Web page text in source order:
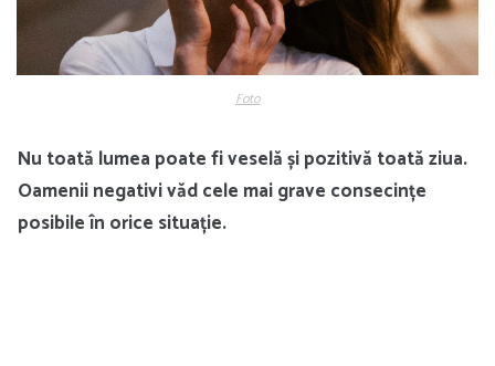
Foto
Nu toată lumea poate fi veselă și pozitivă toată ziua.
Oamenii negativi văd cele mai grave consecințe
posibile în orice situație.